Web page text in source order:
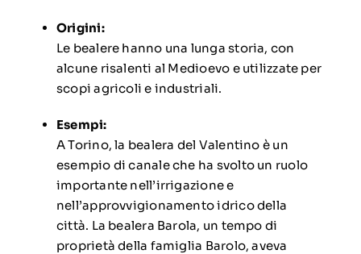
Origini:
Le bealere hanno una lunga storia, con
alcune risalenti al Medioevo e utilizzate per
scopi agricoli e industriali.
Esempi:
A Torino, la bealera del Valentino è un
esempio di canale che ha svolto un ruolo
importante nell’irrigazione e
nell’approvvigionamento idrico della
città. La bealera Barola, un tempo di
proprietà della famiglia Barolo, aveva